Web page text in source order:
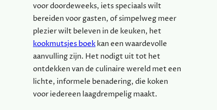
voor doordeweeks, iets speciaals wilt
bereiden voor gasten, of simpelweg meer
plezier wilt beleven in de keuken, het
kookmutsjes boekkan een waardevolle
aanvulling zijn. Het nodigt uit tot het
ontdekken van de culinaire wereld met een
lichte, informele benadering, die koken
voor iedereen laagdrempelig maakt.